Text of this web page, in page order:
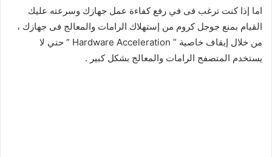
اما إذا كنت ترغب فى في رفع كفاءة عمل جهازك وسرعته عليك
القيام بمنع جوجل كروم من إستهلاك الرامات والمعالج فى جهازك ،
من خلال إيقاف خاصية ” Hardware Acceleration ” حتي لا
يستخدم المتصفح الرامات والمعالج بشكل كبير .